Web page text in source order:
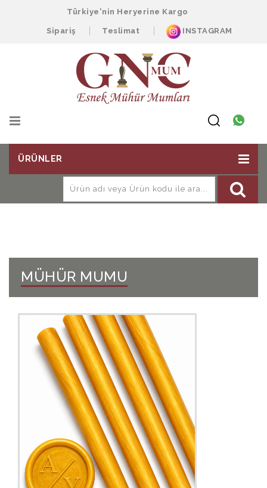
Türkiye'nin Heryerine Kargo
Sipariş Teslimat INSTAGRAM
ÜRÜNLER
MÜHÜR MUMU